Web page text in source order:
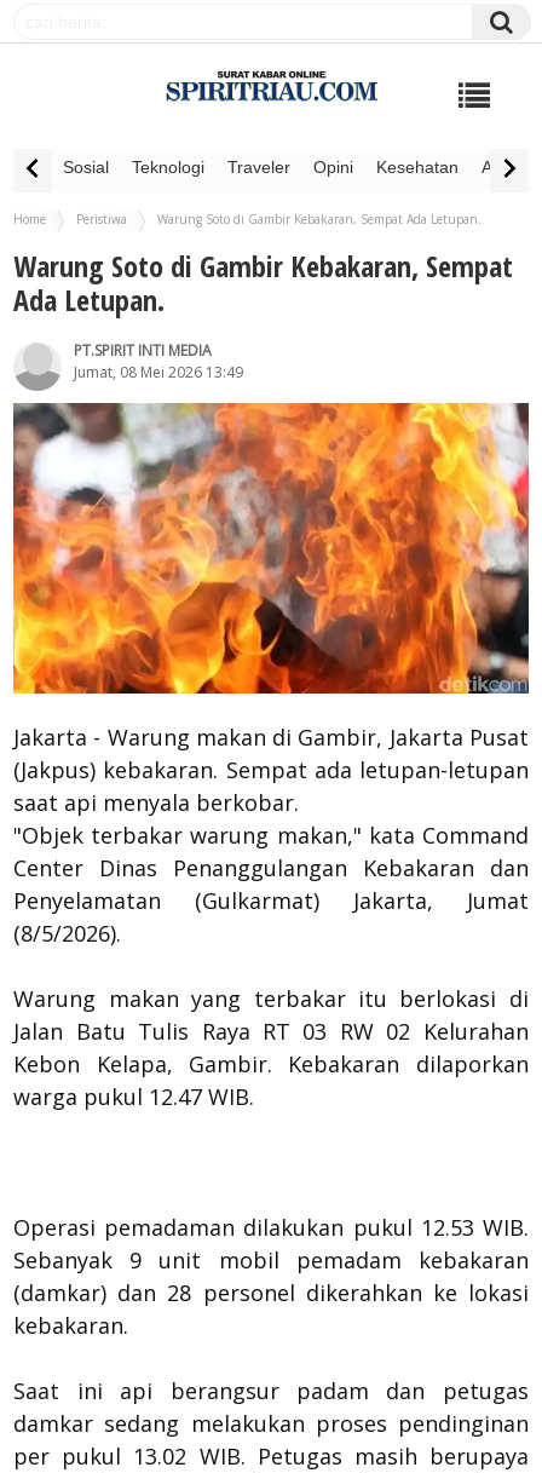
Sosial Teknologi Traveler Opini Kesehatan
Home Peristiwa Warung Soto di Gambir Kebakaran, Sempat Ada Letupan.
Warung Soto di Gambir Kebakaran, Sempat
Ada Letupan.
PT.SPIRIT INTI MEDIA
Jumat, 08 Mei 2026 13:49
Jakarta - Warung makan di Gambir, Jakarta Pusat
(Jakpus) kebakaran. Sempat ada letupan-letupan
saat api menyala berkobar.
"Objek terbakar warung makan," kata Command
Center Dinas Penanggulangan Kebakaran dan
Penyelamatan (Gulkarmat) Jakarta, Jumat
(8/5/2026).
Warung makan yang terbakar itu berlokasi di
Jalan Batu Tulis Raya RT 03 RW 02 Kelurahan
Kebon Kelapa, Gambir. Kebakaran dilaporkan
warga pukul 12.47 WIB.
Operasi pemadaman dilakukan pukul 12.53 WIB.
Sebanyak 9 unit mobil pemadam kebakaran
(damkar) dan 28 personel dikerahkan ke lokasi
kebakaran.
Saat ini api berangsur padam dan petugas
damkar sedang melakukan proses pendinginan
per pukul 13.02 WIB. Petugas masih berupaya